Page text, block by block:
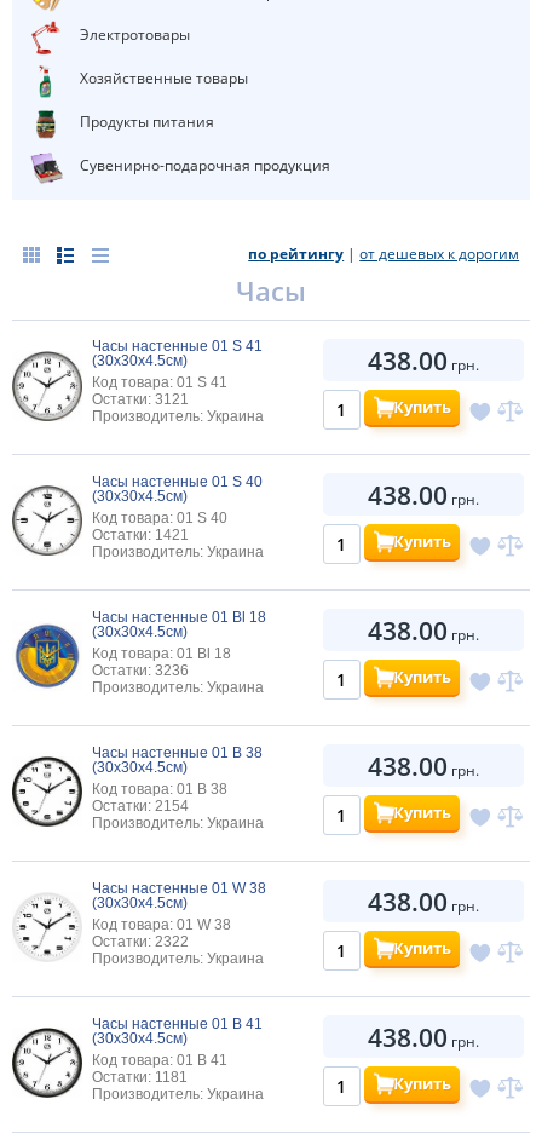
Электротовары
Хозяйственные товары
Продукты питания
Сувенирно-подарочная продукция
по рейтингу |от дешевых к дорогим
Часы
Часы настенные 01 S 41
(30х30х4.5см)
Код товара: 01 S 41
Остатки: 3121
Производитель: Украина
438.00 грн.
Купить
Часы настенные 01 S 40
(30х30х4.5см)
Код товара: 01 S 40
Остатки: 1421
Производитель: Украина
438.00 грн.
Купить
Часы настенные 01 Bl 18
(30х30х4.5см)
Код товара: 01 Bl 18
Остатки: 3236
Производитель: Украина
438.00 грн.
Купить
Часы настенные 01 B 38
(30х30х4.5см)
Код товара: 01 B 38
Остатки: 2154
Производитель: Украина
438.00 грн.
Купить
Часы настенные 01 W 38
(30х30х4.5см)
Код товара: 01 W 38
Остатки: 2322
Производитель: Украина
438.00 грн.
Купить
Часы настенные 01 В 41
(30х30х4.5см)
Код товара: 01 B 41
Остатки: 1181
Производитель: Украина
438.00 грн.
Купить